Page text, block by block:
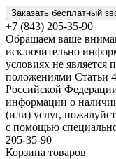
Заказать бесплатный
+7 (843) 205-35-90
Обращаем ваше
исключительно
условиях не является
положениями Статьи
Российской
информации о
(или) услуг,
с помощью
205-35-90
Корзина товаров